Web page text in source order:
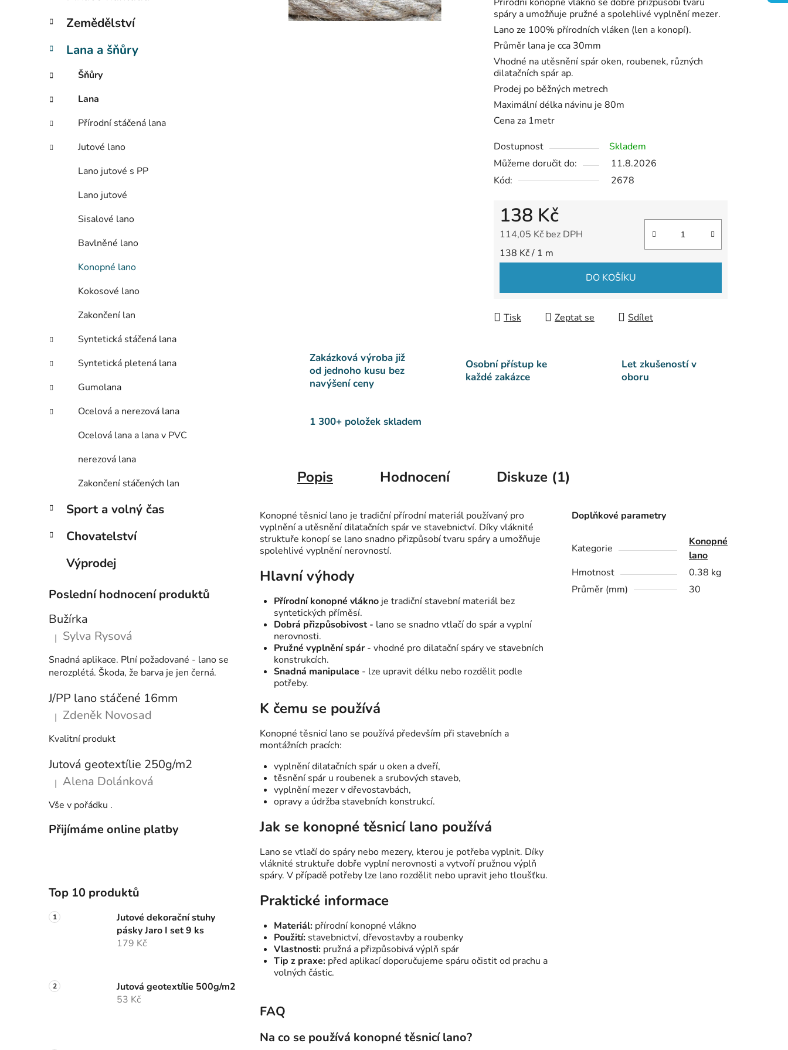
p
n
l
Zemědělství
Lana a šňůry
Šňůry
Lana
Přírodní stáčená lana
Jutové lano
Lano jutové s PP
Lano jutové
Sisalové lano
Bavlněné lano
Konopné lano
Kokosové lano
Zakončení lan
Syntetická stáčená lana
Syntetická pletená lana
Gumolana
Ocelová a nerezová lana
Ocelová lana a lana v PVC
nerezová lana
Zakončení stáčených lan
Sport a volný čas
Chovatelství
Výprodej
Poslední hodnocení produktů
Bužírka
Hodnocení produktu je 5 z 5 hvězdiček.
| Sylva Rysová
Snadná aplikace. Plní požadované - lano se
nerozplétá. Škoda, že barva je jen černá.
J/PP lano stáčené 16mm
Hodnocení produktu je 5 z 5 hvězdiček.
| Zdeněk Novosad
Kvalitní produkt
Jutová geotextílie 250g/m2
Hodnocení produktu je 5 z 5 hvězdiček.
| Alena Dolánková
Vše v pořádku .
Přijímáme online platby
Top 10 produktů
Jutové dekorační stuhy
pásky Jaro I set 9 ks
179 Kč
Jutová geotextílie 500g/m2
53 Kč
5
hvězdiček.
spáry a umožňuje pružné a spolehlivé vyplnění mezer.
Lano ze 100% přírodních vláken (len a konopí).
Průměr lana je cca 30mm
Vhodné na utěsnění spár oken, roubenek, různých
dilatačních spár ap.
Prodej po běžných metrech
Maximální délka návinu je 80m
Cena za 1metr
Dostupnost
Skladem
Můžeme doručit do:
11.8.2026
Kód:
2678
138 Kč
114,05 Kč bez DPH
Měrná cena:
138 Kč / 1 m
DO KOŠÍKU
Tisk Zeptat se Sdílet
Zakázková výroba již
od jednoho kusu bez
navýšení ceny
Osobní přístup ke
každé zakázce
Let zkušeností v
oboru
1 300+ položek skladem
Popis Hodnocení Diskuze (1)
Konopné těsnicí lano je tradiční přírodní materiál používaný pro
vyplnění a utěsnění dilatačních spár ve stavebnictví. Díky vláknité
struktuře konopí se lano snadno přizpůsobí tvaru spáry a umožňuje
spolehlivé vyplnění nerovností.
Hlavní výhody
Přírodní konopné vlákno je tradiční stavební materiál bez
syntetických příměsí.
Dobrá přizpůsobivost - lano se snadno vtlačí do spár a vyplní
nerovnosti.
Pružné vyplnění spár - vhodné pro dilatační spáry ve stavebních
konstrukcích.
Snadná manipulace - lze upravit délku nebo rozdělit podle
potřeby.
K čemu se používá
Konopné těsnicí lano se používá především při stavebních a
montážních pracích:
vyplnění dilatačních spár u oken a dveří,
těsnění spár u roubenek a srubových staveb,
vyplnění mezer v dřevostavbách,
opravy a údržba stavebních konstrukcí.
Jak se konopné těsnicí lano používá
Lano se vtlačí do spáry nebo mezery, kterou je potřeba vyplnit. Díky
vláknité struktuře dobře vyplní nerovnosti a vytvoří pružnou výplň
spáry. V případě potřeby lze lano rozdělit nebo upravit jeho tloušťku.
Praktické informace
Materiál: přírodní konopné vlákno
Použití: stavebnictví, dřevostavby a roubenky
Vlastnosti: pružná a přizpůsobivá výplň spár
Tip z praxe: před aplikací doporučujeme spáru očistit od prachu a
volných částic.
FAQ
Na co se používá konopné těsnicí lano?
Doplňkové parametry
Kategorie
Konopné
lano
Hmotnost
0.38 kg
Průměr (mm)
30